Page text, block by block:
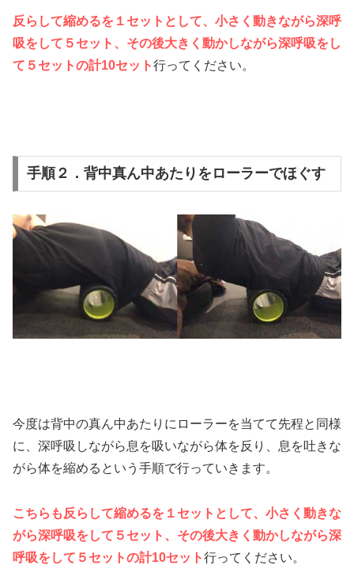
反らして縮めるを１セットとして、小さく動きながら深呼
吸をして５セット、その後大きく動かしながら深呼吸をし
て５セットの計10セット行ってください。
手順２．背中真ん中あたりをローラーでほぐす
今度は背中の真ん中あたりにローラーを当てて先程と同様
に、深呼吸しながら息を吸いながら体を反り、息を吐きな
がら体を縮めるという手順で行っていきます。
こちらも反らして縮めるを１セットとして、小さく動きな
がら深呼吸をして５セット、その後大きく動かしながら深
呼吸をして５セットの計10セット行ってください。